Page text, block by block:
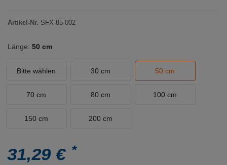
Artikel-Nr. SFX-85-002
Länge: 50 cm
Bitte wählen 30 cm 50 cm
70 cm 80 cm 100 cm
150 cm 200 cm
31,29 €*